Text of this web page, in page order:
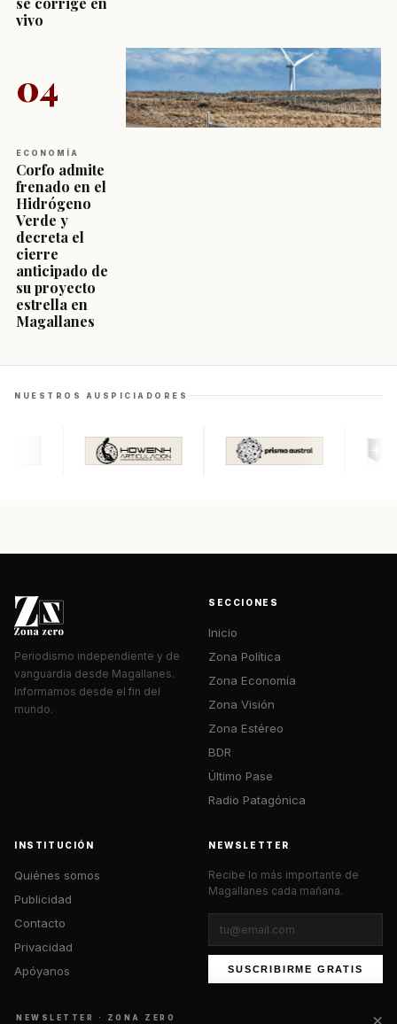
vivo
04
ECONOMÍA
Corfo admite
frenado en el
Hidrógeno
Verde y
decreta el
cierre
anticipado de
su proyecto
estrella en
Magallanes
NUESTROS AUSPICIADORES
Periodismo independiente y de
vanguardia desde Magallanes.
Informamos desde el fin del
mundo.
SECCIONES
Inicio
Zona Política
Zona Economía
Zona Visión
Zona Estéreo
BDR
Último Pase
Radio Patagónica
INSTITUCIÓN
Quiénes somos
Publicidad
Contacto
Privacidad
Apóyanos
NEWSLETTER
Recibe lo más importante de
Magallanes cada mañana.
SUSCRIBIRME GRATIS
NEWSLETTER · ZONA ZERO